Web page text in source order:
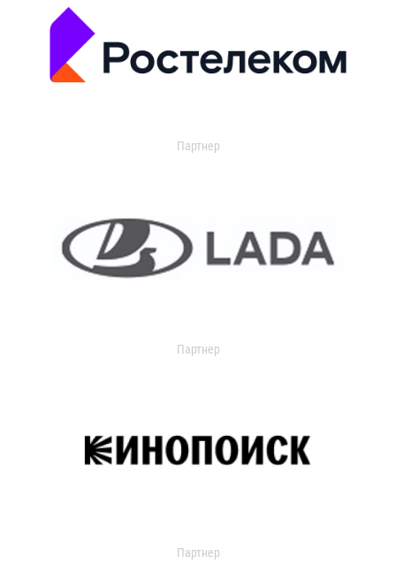
Партнер
Партнер
Партнер